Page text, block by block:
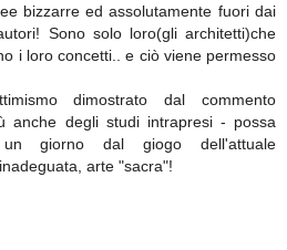
bizzarre ed assolutamente fuori dai
Sono solo loro(gli architetti)che
i loro concetti.. e ciò viene permesso
dimostrato dal commento
anche degli studi intrapresi - possa
un giorno dal giogo dell'attuale
arte "sacra"!